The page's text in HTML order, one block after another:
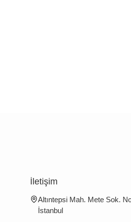
İletişim
Altıntepsi Mah. Mete Sok.
İstanbul